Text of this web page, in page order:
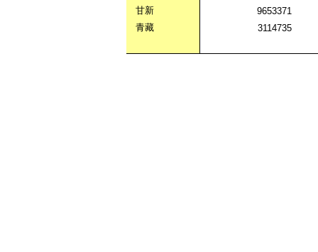
甘新
9653371
青藏
3114735